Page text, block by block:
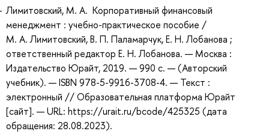
Лимитовский, М. А. Корпоративный финансовый
менеджмент : учебно-практическое пособие /
М. А. Лимитовский, В. П. Паламарчук, Е. Н. Лобанова ;
ответственный редактор Е. Н. Лобанова. — Москва :
Издательство Юрайт, 2019. — 990 с. — (Авторский
учебник). — ISBN 978-5-9916-3708-4. — Текст :
электронный // Образовательная платформа Юрайт
[сайт]. — URL: https://urait.ru/bcode/425325 (дата
обращения: 28.08.2023).